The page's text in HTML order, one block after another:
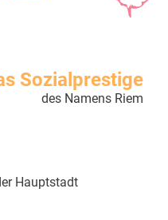
Sozialprestige
des Namens Riem
Hauptstadt